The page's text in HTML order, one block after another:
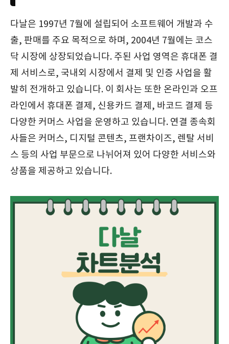
다날은 1997년 7월에 설립되어 소프트웨어 개발과 수
출, 판매를 주요 목적으로 하며, 2004년 7월에는 코스
닥 시장에 상장되었습니다. 주된 사업 영역은 휴대폰 결
제 서비스로, 국내외 시장에서 결제 및 인증 사업을 활
발히 전개하고 있습니다. 이 회사는 또한 온라인과 오프
라인에서 휴대폰 결제, 신용카드 결제, 바코드 결제 등
다양한 커머스 사업을 운영하고 있습니다. 연결 종속회
사들은 커머스, 디지털 콘텐츠, 프랜차이즈, 렌탈 서비
스 등의 사업 부문으로 나뉘어져 있어 다양한 서비스와
상품을 제공하고 있습니다.